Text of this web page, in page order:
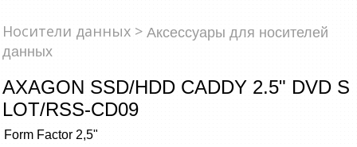
Товары для офиса
Сетевые товары
Смарт устройства
Носители данных > Аксессуары для носителей
данных
AXAGON SSD/HDD CADDY 2.5" DVD S
LOT/RSS-CD09
Form Factor 2,5"